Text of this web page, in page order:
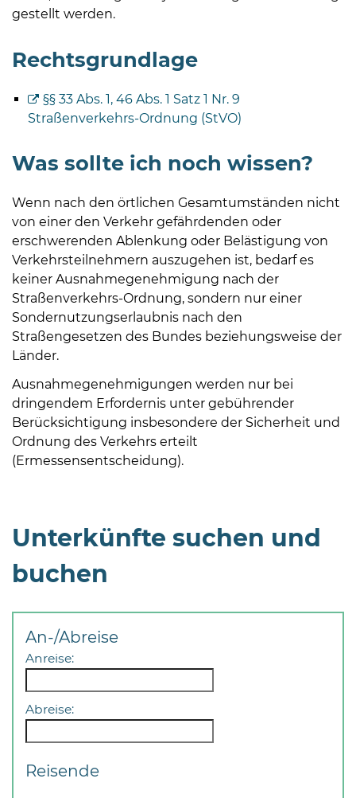
gestellt werden.
Rechtsgrundlage
§§ 33 Abs. 1, 46 Abs. 1 Satz 1 Nr. 9
Straßenverkehrs-Ordnung (StVO)
Was sollte ich noch wissen?
Wenn nach den örtlichen Gesamtumständen nicht
von einer den Verkehr gefährdenden oder
erschwerenden Ablenkung oder Belästigung von
Verkehrsteilnehmern auszugehen ist, bedarf es
keiner Ausnahmegenehmigung nach der
Straßenverkehrs-Ordnung, sondern nur einer
Sondernutzungserlaubnis nach den
Straßengesetzen des Bundes beziehungsweise der
Länder.
Ausnahmegenehmigungen werden nur bei
dringendem Erfordernis unter gebührender
Berücksichtigung insbesondere der Sicherheit und
Ordnung des Verkehrs erteilt
(Ermessensentscheidung).
Unterkünfte suchen und
buchen
An-/Abreise
Anreise:
Abreise:
Reisende